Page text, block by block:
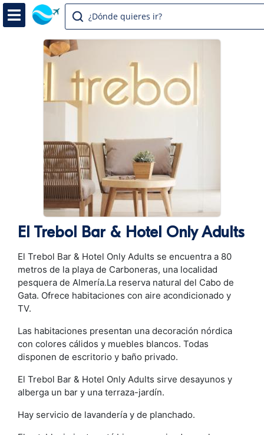
¿Dónde quieres ir?
El Trebol Bar & Hotel Only Adults
El Trebol Bar & Hotel Only Adults se encuentra a 80
metros de la playa de Carboneras, una localidad
pesquera de Almería.La reserva natural del Cabo de
Gata. Ofrece habitaciones con aire acondicionado y
TV.
Las habitaciones presentan una decoración nórdica
con colores cálidos y muebles blancos. Todas
disponen de escritorio y baño privado.
El Trebol Bar & Hotel Only Adults sirve desayunos y
alberga un bar y una terraza-jardín.
Hay servicio de lavandería y de planchado.